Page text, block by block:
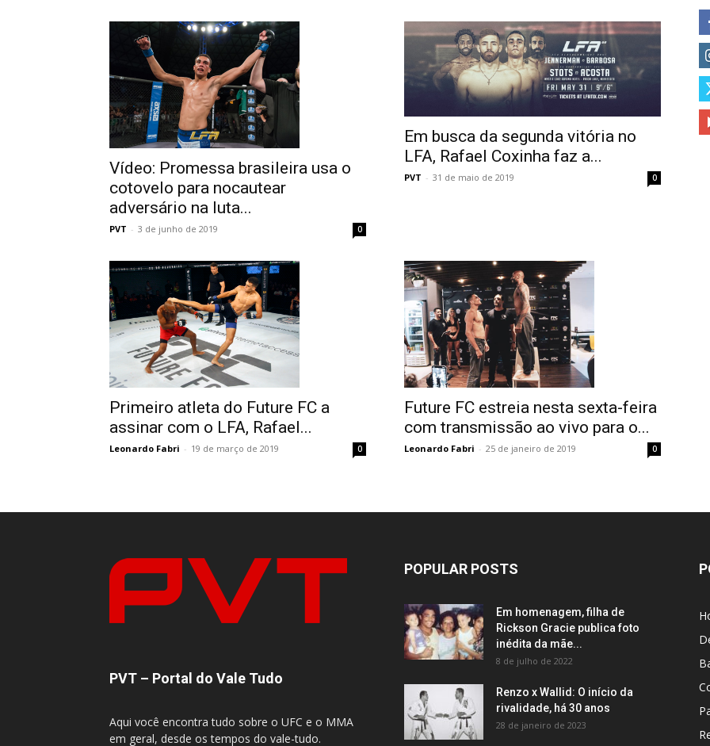
Vídeo: Promessa brasileira usa o
cotovelo para nocautear
adversário na luta...
PVT - 3 de junho de 2019 0
Em busca da segunda vitória no
LFA, Rafael Coxinha faz a...
PVT - 31 de maio de 2019 0
Primeiro atleta do Future FC a
assinar com o LFA, Rafael...
Leonardo Fabri - 19 de março de 2019 0
Future FC estreia nesta sexta-feira
com transmissão ao vivo para o...
Leonardo Fabri - 25 de janeiro de 2019 0
PVT – Portal do Vale Tudo
Aqui você encontra tudo sobre o UFC e o MMA
em geral, desde os tempos do vale-tudo.
POPULAR POSTS
Em homenagem, filha de
Rickson Gracie publica foto
inédita da mãe...
8 de julho de 2022
Renzo x Wallid: O início da
rivalidade, há 30 anos
28 de janeiro de 2023